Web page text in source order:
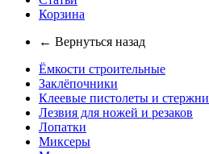
Корзина
← Вернуться назад
Ёмкости строительные
Заклёпочники
Клеевые пистолеты и стержни
Лезвия для ножей и резаков
Лопатки
Миксеры